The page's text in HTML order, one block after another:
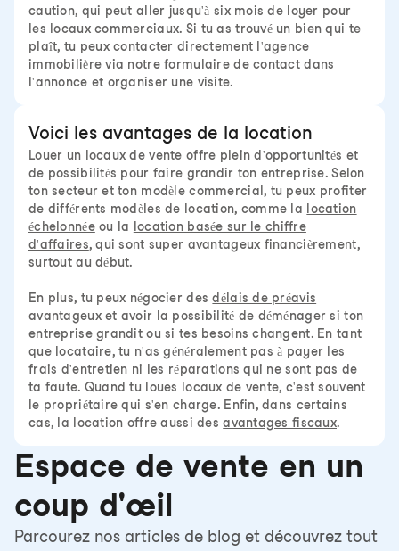
caution, qui peut aller jusqu'à six mois de loyer pour
les locaux commerciaux. Si tu as trouvé un bien qui te
plaît, tu peux contacter directement l'agence
immobilière via notre formulaire de contact dans
l'annonce et organiser une visite.
Voici les avantages de la location
Louer un locaux de vente offre plein d'opportunités et
de possibilités pour faire grandir ton entreprise. Selon
ton secteur et ton modèle commercial, tu peux profiter
de différents modèles de location, comme la
location
échelonnéeou la
location basée sur le chiffre
d'affaires, qui sont super avantageux financièrement,
surtout au début.
En plus, tu peux négocier desdélais de préavis
avantageux et avoir la possibilité de déménager si ton
entreprise grandit ou si tes besoins changent. En tant
que locataire, tu n'as généralement pas à payer les
frais d'entretien ni les réparations qui ne sont pas de
ta faute. Quand tu loues locaux de vente, c'est souvent
le propriétaire qui s'en charge. Enfin, dans certains
cas, la location offre aussi desavantages fiscaux.
Espace de vente en un
coup d'œil
Parcourez nos articles de blog et découvrez tout